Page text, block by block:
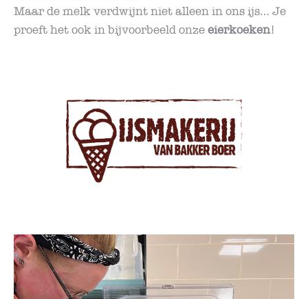
Maar de melk verdwijnt niet alleen in ons ijs… Je
proeft het ook in bijvoorbeeld onze eierkoeken!